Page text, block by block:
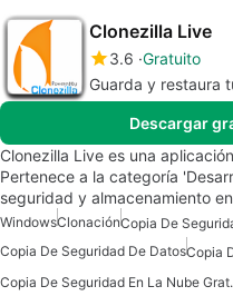
Clonezilla Live
3.6 Gratuito
Guarda y restaura
Descargar
Clonezilla Live es una
Pertenece a la categoría
seguridad y almacenamiento
WindowsClonación
Copia De Seguridad De Datos
Copia